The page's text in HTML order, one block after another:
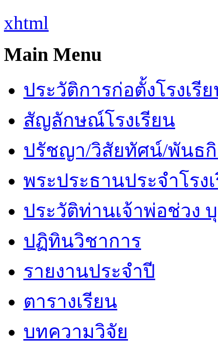
xhtml
Main Menu
ประวัติการก่อตั้งโรงเรี
สัญลักษณ์โรงเรียน
ปรัชญา/วิสัยทัศน์/พันธ
พระประธานประจำโรง
ประวัติท่านเจ้าพ่อช่วง
ปฏิทินวิชาการ
รายงานประจำปี
ตารางเรียน
บทความวิจัย